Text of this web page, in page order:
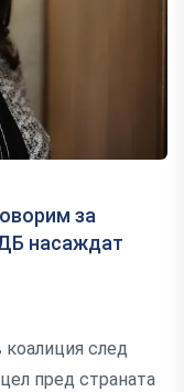
за
насаждат
след
пред страната